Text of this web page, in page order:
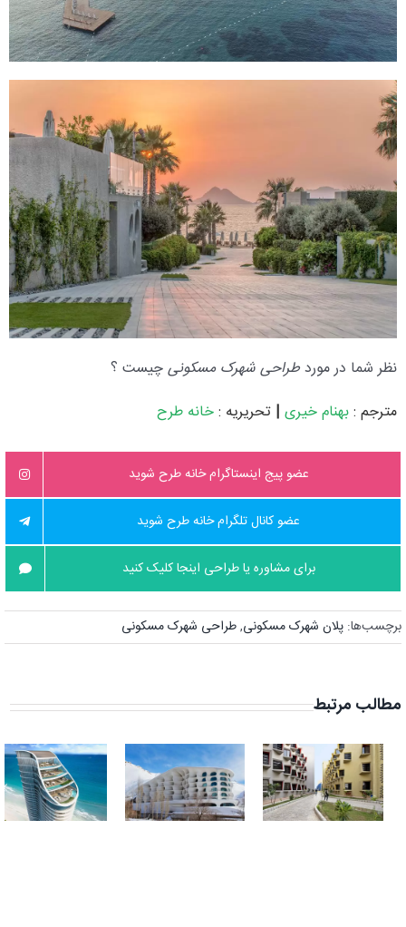
نظر شما در موردطراحی شهرک مسکونیچیست ؟
مترجم :بهنام خیری | تحریریه :خانه طرح
عضو پیج اینستاگرام خانه طرح شوید
عضو کانال تلگرام خانه طرح شوید
برای مشاوره یا طراحی اینجا کلیک کنید
برچسب‌ها: پلان شهرک مسکونی,طراحی شهرک مسکونی
مطالب مرتبط
طراحی خوابگاه
دانشجویی با
مدل حجمی
هوشمندانه
بررسی نمونه
موردی هتل
بارین در شمشک